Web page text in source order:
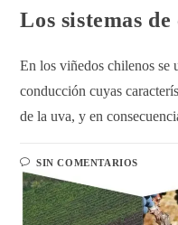
Los sistemas
En los viñedos chilenos se
conducción cuyas
de la uva, y en
SIN COMENTARIOS